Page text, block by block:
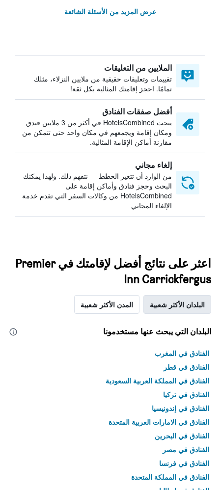
عرض المزيد من الأسئلة الشائعة
الملايين من التعليقات
تقييمات وتعليقات حقيقية من ملايين النزلاء، مثلك
تمامًا. احجز إقامتك المثالية بكل ثقة!
أفضل صفقات الفنادق
يبحث HotelsCombined في أكثر من 3 ملايين فندق
ومكان إقامة ويجمعهم في مكان واحد حتى تتمكن من
مقارنة أماكن الإقامة المثالية.
إلغاء مجاني
من الوارد أن تتغير الخطط — نتفهم ذلك. ولهذا يمكنك
البحث وحجز فنادق وأماكن إقامة على
HotelsCombined من وكالات السفر التي تقدم خدمة
الإلغاء المجاني
اعثر على نتائج أفضل لإقامتك في Premier
Inn Carrickfergus
البلدان الأكثر شعبية المدن الأكثر شعبية
البلدان التي يبحث عنها مستخدمونا
الفنادق في المغرب
الفنادق في قطر
الفنادق في المملكة العربية السعودية
الفنادق في تركيا
الفنادق في إندونيسيا
الفنادق في الامارات العربية المتحدة
الفنادق في البحرين
الفنادق في مصر
الفنادق في فرنسا
الفنادق في المملكة المتحدة